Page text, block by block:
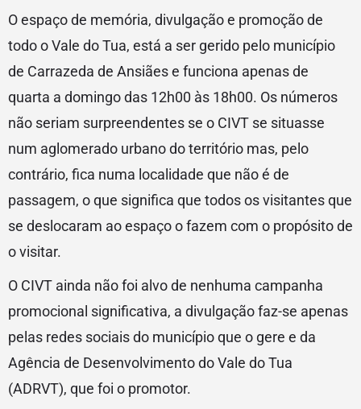
O espaço de memória, divulgação e promoção de
todo o Vale do Tua, está a ser gerido pelo município
de Carrazeda de Ansiães e funciona apenas de
quarta a domingo das 12h00 às 18h00. Os números
não seriam surpreendentes se o CIVT se situasse
num aglomerado urbano do território mas, pelo
contrário, fica numa localidade que não é de
passagem, o que significa que todos os visitantes que
se deslocaram ao espaço o fazem com o propósito de
o visitar.
O CIVT ainda não foi alvo de nenhuma campanha
promocional significativa, a divulgação faz-se apenas
pelas redes sociais do município que o gere e da
Agência de Desenvolvimento do Vale do Tua
(ADRVT), que foi o promotor.